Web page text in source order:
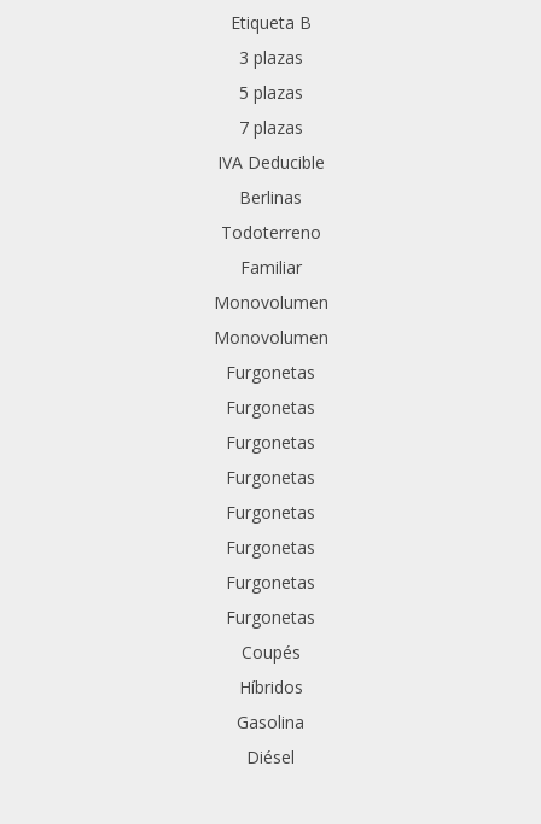
Etiqueta B
3 plazas
5 plazas
7 plazas
IVA Deducible
Berlinas
Todoterreno
Familiar
Monovolumen
Monovolumen
Furgonetas
Furgonetas
Furgonetas
Furgonetas
Furgonetas
Furgonetas
Furgonetas
Furgonetas
Coupés
Híbridos
Gasolina
Diésel